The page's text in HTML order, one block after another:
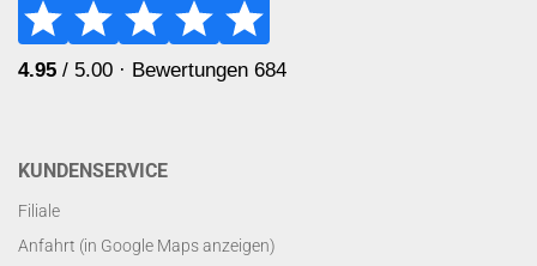
KUNDENSERVICE
Filiale
Anfahrt (in Google Maps anzeigen)